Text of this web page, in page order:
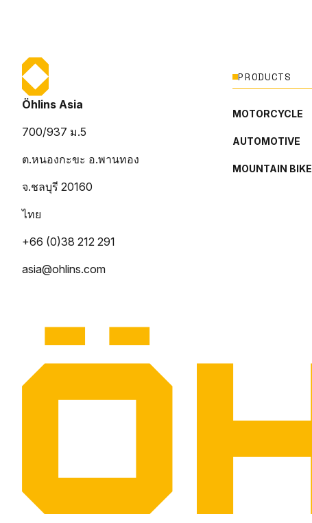
Öhlins Asia
700/937 ม.5
ต.หนองกะขะ อ.พานทอง
จ.ชลบุรี 20160
ไทย
+66 (0)38 212 291
asia@ohlins.com
PRODUCTS
MOTORCYCLE
AUTOMOTIVE
MOUNTAIN BIKE